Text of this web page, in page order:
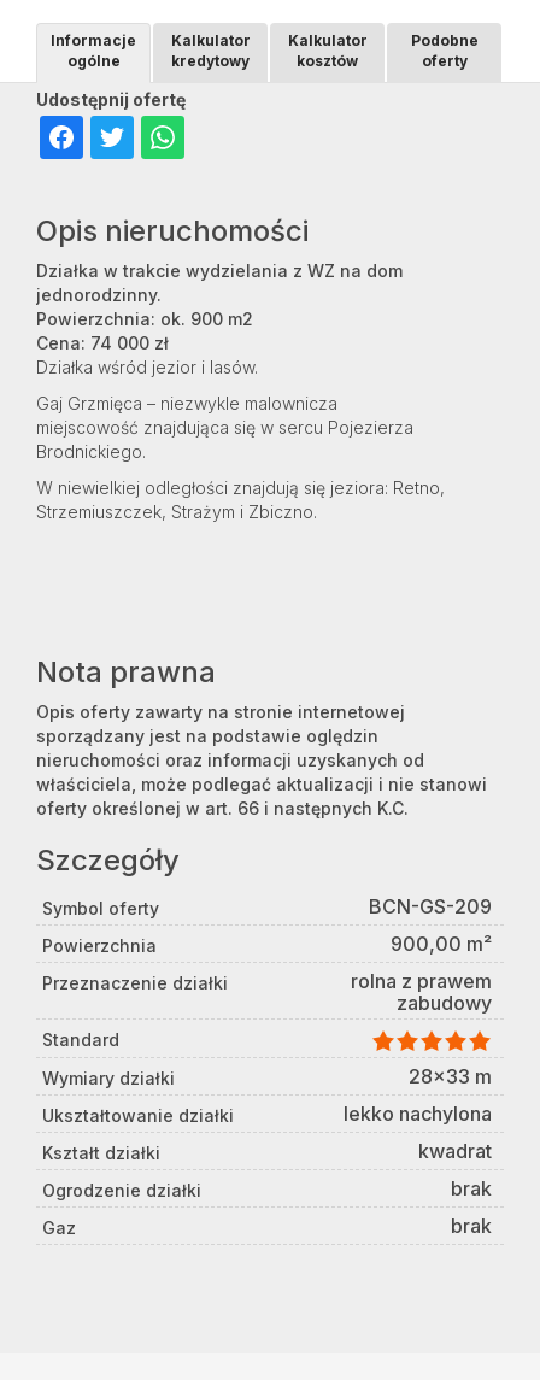
Udostępnij ofertę
Informacje
ogólne
Kalkulator
kredytowy
Kalkulator
kosztów
Podobne
oferty
Opis nieruchomości
Działka w trakcie wydzielania z WZ na dom
jednorodzinny.
Powierzchnia: ok. 900 m2
Cena: 74 000 zł
Działka wśród jezior i lasów.
Gaj Grzmięca – niezwykle malownicza
miejscowość znajdująca się w sercu Pojezierza
Brodnickiego.
W niewielkiej odległości znajdują się jeziora: Retno,
Strzemiuszczek, Strażym i Zbiczno.
Nota prawna
Opis oferty zawarty na stronie internetowej
sporządzany jest na podstawie oględzin
nieruchomości oraz informacji uzyskanych od
właściciela, może podlegać aktualizacji i nie stanowi
oferty określonej w art. 66 i następnych K.C.
Szczegóły
Symbol oferty BCN-GS-209
Powierzchnia 900,00 m²
Przeznaczenie działki
rolna z prawem
zabudowy
Standard
Wymiary działki
28x33 m
Ukształtowanie działki lekko nachylona
Kształt działki kwadrat
Ogrodzenie działki brak
Gaz brak